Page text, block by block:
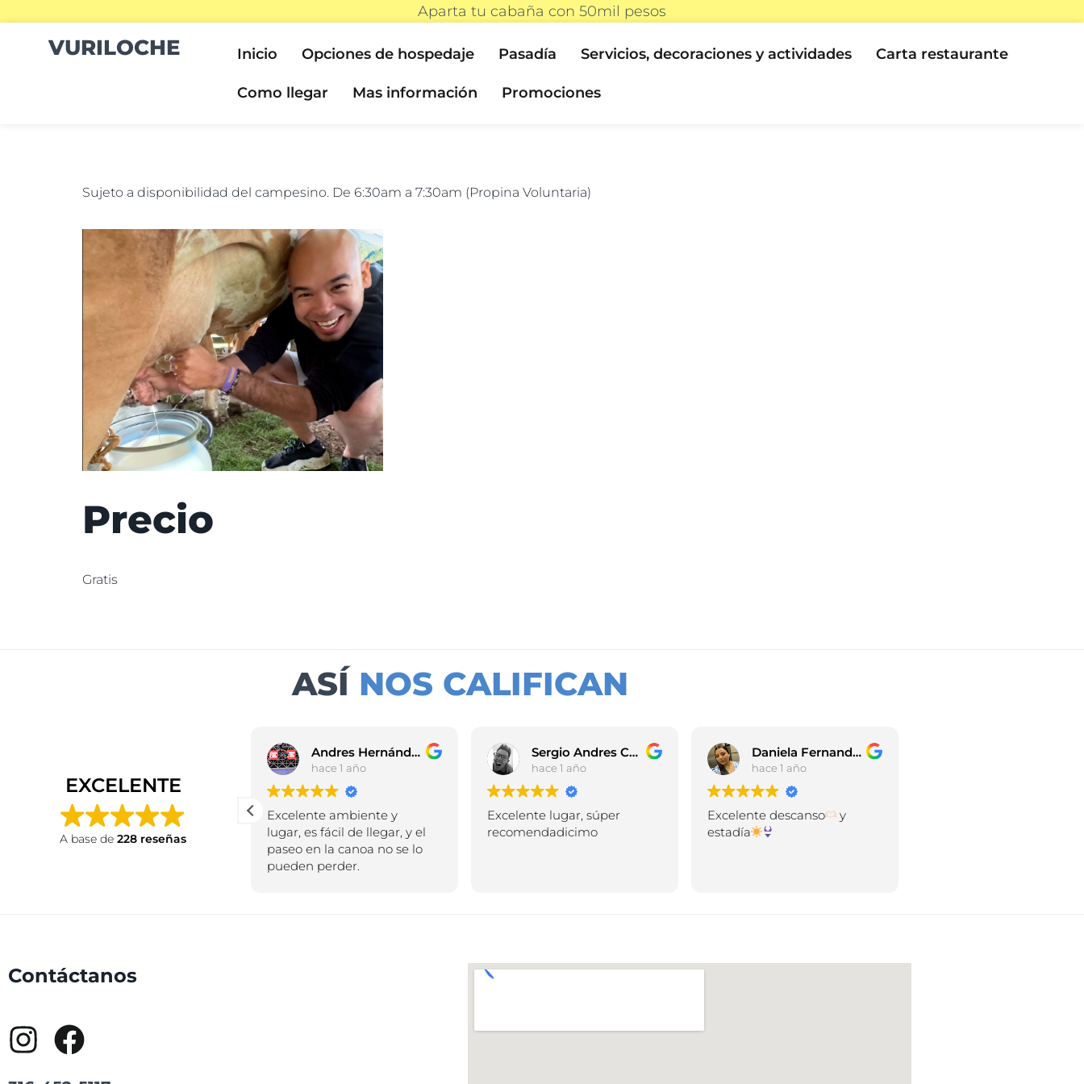
Aparta tu cabaña con 50mil pesos
VURILOCHE Inicio Opciones de hospedaje Pasadía Servicios, decoraciones y actividades Carta restaurante
Como llegar Mas información Promociones
Sujeto a disponibilidad del campesino. De 6:30am a 7:30am (Propina Voluntaria)
Precio
Gratis
ASÍ NOS CALIFICAN
EXCELENTE
A base de 228 reseñas
Estuve en Bucaramanga
hace poco y pase por
vuriloche por la
Andres Hernández
hace 1 año
Excelente ambiente y
lugar, es fácil de llegar, y el
paseo en la canoa no se lo
pueden perder.
Sergio Andres Castañeda Duarte
hace 1 año
Excelente lugar, súper
recomendadicimo
Daniela Fernanda Velasquez Gomez
hace 1 año
Excelente descanso
y
estadía
Contáctanos